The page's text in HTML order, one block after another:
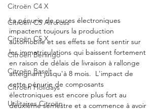
Citroën C4 X
Citroën C5 Aircross
Citroën C5 X
Citroën Berlingo
Citroën Basalt
Citroën Holidays
Utilitaires Citroën
La pénurie de puces électroniques
impactent toujours la production
automobile et ses effets se font sentir sur
les immatriculations qui baissent fortement
en raison de délais de livraison à rallonge
atteignant jusqu'à 8 mois.  L'impact de
cette pénurie de composants
électroniques est encore plus fort au
deuxième semestre et a commence à avoir